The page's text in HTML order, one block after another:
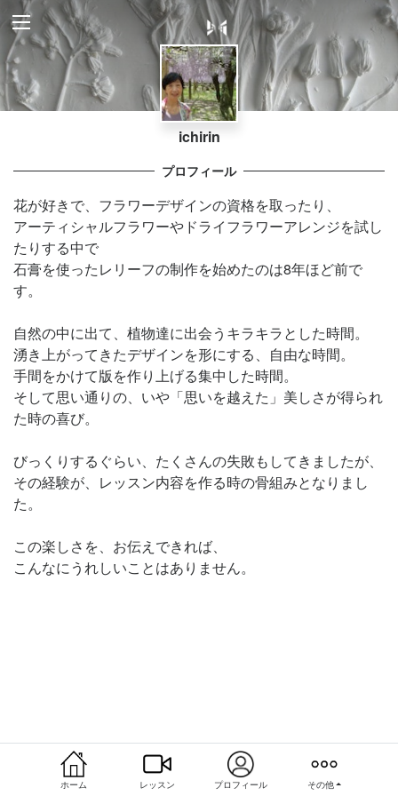
ichirin
プロフィール
花が好きで、フラワーデザインの資格を取ったり、
アーティシャルフラワーやドライフラワーアレンジを試し
たりする中で
石膏を使ったレリーフの制作を始めたのは8年ほど前で
す。
自然の中に出て、植物達に出会うキラキラとした時間。
湧き上がってきたデザインを形にする、自由な時間。
手間をかけて版を作り上げる集中した時間。
そして思い通りの、いや「思いを越えた」美しさが得られ
た時の喜び。
びっくりするぐらい、たくさんの失敗もしてきましたが、
その経験が、レッスン内容を作る時の骨組みとなりまし
た。
この楽しさを、お伝えできれば、
こんなにうれしいことはありません。
ホーム レッスン プロフィール その他